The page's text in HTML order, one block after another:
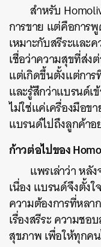
สำหรับ
การขาย แต่คือการ
เหมาะกับสรีระและ
เชื่อว่าความสุขที่ส่
แต่เกิดขึ้นตั้งแต่กา
และรู้สึกว่าแบรนด์เข้
ไม่ใช่แค่เครื่องมือข
แบรนด์ไปถึงลูกค้าอ
ก้าวต่อไปของ
แพรเล่าว่า หลั
เนื่อง แบรนด์จึงตั้ง
ความต้องการที่หลา
เรื่องสรีระ ความช
สุขภาพ เพื่อให้ทุกค